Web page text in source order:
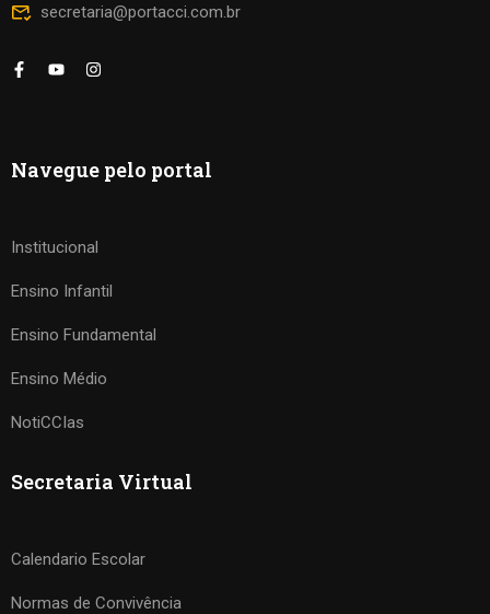
secretaria@portacci.com.br
Navegue pelo portal
Institucional
Ensino Infantil
Ensino Fundamental
Ensino Médio
NotiCCIas
Secretaria Virtual
Calendario Escolar
Normas de Convivência